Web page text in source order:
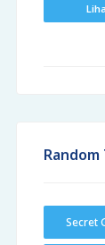
Random
Secret